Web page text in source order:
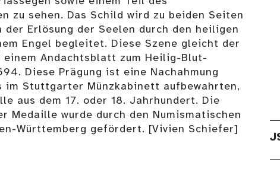
zu sehen. Das Schild wird zu beiden Seiten
der Erlösung der Seelen durch den heiligen
Engel begleitet. Diese Szene gleicht der
einem Andachtsblatt zum Heilig-Blut-
Diese Prägung ist eine Nachahmung
im Stuttgarter Münzkabinett aufbewahrten,
aus dem 17. oder 18. Jahrhundert. Die
Medaille wurde durch den Numismatischen
Württemberg gefördert. [Vivien Schiefer]